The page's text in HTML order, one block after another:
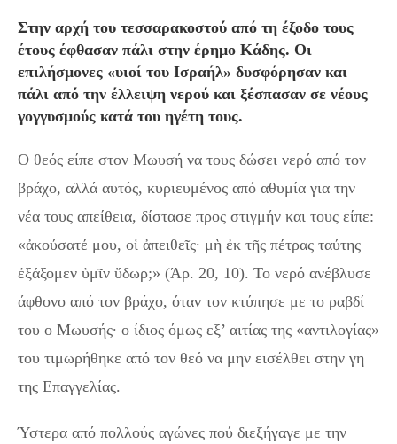
Στην αρχή του τεσσαρακοστού από τη έξοδο τους
έτους έφθασαν πάλι στην έρημο Κάδης. Οι
επιλήσμονες «υιοί του Ισραήλ» δυσφόρησαν και
πάλι από την έλλειψη νερού και ξέσπασαν σε νέους
γογγυσμούς κατά του ηγέτη τους.
Ο θεός είπε στον Μωυσή να τους δώσει νερό από τον
βράχο, αλλά αυτός, κυριευμένος από αθυμία για την
νέα τους απείθεια, δίστασε προς στιγμήν και τους είπε:
«ἀκούσατέ μου, οἱ ἀπειθεῖς· μὴ ἐκ τῆς πέτρας ταύτης
ἐξάξομεν ὑμῖν ὕδωρ;» (Άρ. 20, 10). Το νερό ανέβλυσε
άφθονο από τον βράχο, όταν τον κτύπησε με το ραβδί
του ο Μωυσής· ο ίδιος όμως εξ’ αιτίας της «αντιλογίας»
του τιμωρήθηκε από τον θεό να μην εισέλθει στην γη
της Επαγγελίας.
Ύστερα από πολλούς αγώνες πού διεξήγαγε με την